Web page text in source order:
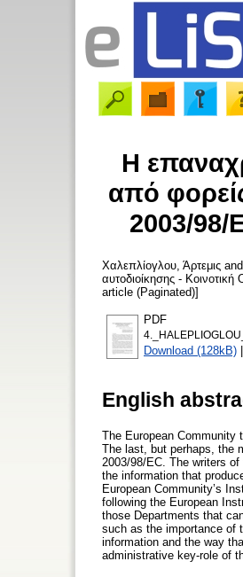
Η
από
2003/
Χαλεπλίογλου, Άρτεμις and
αυτοδιοίκησης -
article (Paginated)]
PDF
Download (128kB) |
English
The European Community
The last, but perhaps, the
2003/98/EC. The writers
the information that
European Community’s
following the European
those Departments that
such as the importance of
information and the way
administrative key-role of